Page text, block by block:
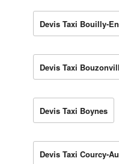
Devis Taxi Bouilly-
Devis Taxi
Devis Taxi Boynes
Devis Taxi Courcy-